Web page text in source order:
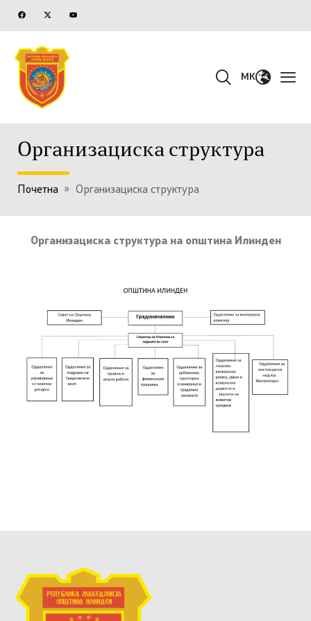
MK
Организациска структура
Почетна » Организациска структура
Организациска структура на општина Илинден